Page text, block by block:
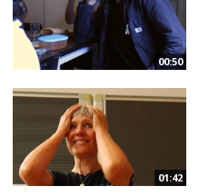
00:50
01:42